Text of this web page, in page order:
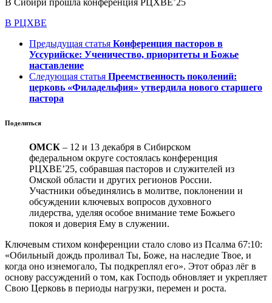
В Сибири прошла конференция РЦХВЕ’25
В РЦХВЕ
Предыдущая статья Конференция пасторов в
Уссурийске: Ученичество, приоритеты и Божье
наставление
Следующая статья Преемственность поколений:
церковь «Филадельфия» утвердила нового старшего
пастора
Поделиться
ОМСК – 12 и 13 декабря в Сибирском
федеральном округе состоялась конференция
РЦХВЕ’25, собравшая пасторов и служителей из
Омской области и других регионов России.
Участники объединялись в молитве, поклонении и
обсуждении ключевых вопросов духовного
лидерства, уделяя особое внимание теме Божьего
покоя и доверия Ему в служении.
Ключевым стихом конференции стало слово из Псалма 67:10:
«Обильный дождь проливал Ты, Боже, на наследие Твое, и
когда оно изнемогало, Ты подкреплял его». Этот образ лёг в
основу рассуждений о том, как Господь обновляет и укрепляет
Свою Церковь в периоды нагрузки, перемен и роста.